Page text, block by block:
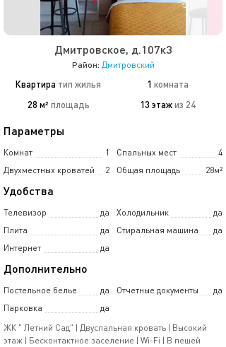
Дмитровское, д.107к3
Район: Дмитровский
Квартира тип жилья 1 комната
28 м² площадь 13 этажиз 24
Параметры
Комнат 1 Спальных мест
4
Двухместных кроватей
2 Общая площадь 28м²
Удобства
Телевизор да Холодильник
да
Плита
да Стиральная машина
да
Интернет
да
Дополнительно
Постельное белье да Отчетные документы
да
Парковка
да
ЖК " Летний Сад" | Двуспальная кровать | Высокий
этаж | Бесконтактное заселение | Wi-Fi | В пешей